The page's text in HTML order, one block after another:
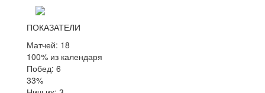
ПОКАЗАТЕЛИ
Матчей: 18
100% из календаря
Побед: 6
33%